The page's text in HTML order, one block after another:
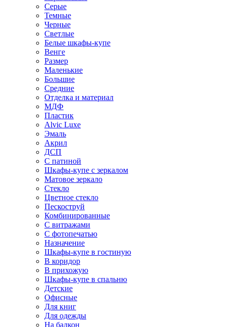
Серые
Темные
Черные
Светлые
Белые шкафы-купе
Венге
Размер
Маленькие
Большие
Средние
Отделка и материал
МДФ
Пластик
Alvic Luxe
Эмаль
Акрил
ДСП
С патиной
Шкафы-купе с зеркалом
Матовое зеркало
Стекло
Цветное стекло
Пескоструй
Комбинированные
С витражами
С фотопечатью
Назначение
Шкафы-купе в гостиную
В коридор
В прихожую
Шкафы-купе в спальню
Детские
Офисные
Для книг
Для одежды
На балкон